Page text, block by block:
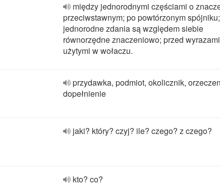
między jednorodnymi częściami o
przeciwstawnym; po powtórzonym spójniku;
jednorodne zdania są względem siebie
równorzędne znaczeniowo; przed wyrazami
użytymi w wołaczu.
przydawka, podmiot, okolicznik,
dopełnienie
jaki? który? czyj? ile? czego? z czego?
kto? co?